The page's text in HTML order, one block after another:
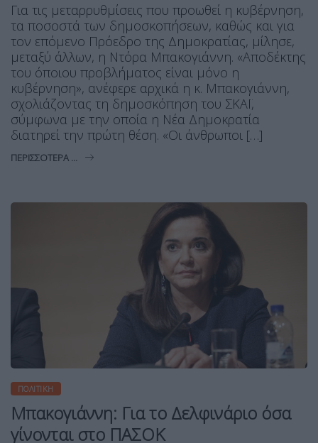
Για τις μεταρρυθμίσεις που προωθεί η κυβέρνηση,
τα ποσοστά των δημοσκοπήσεων, καθώς και για
τον επόμενο Πρόεδρο της Δημοκρατίας, μίλησε,
μεταξύ άλλων, η Ντόρα Μπακογιάννη. «Αποδέκτης
του όποιου προβλήματος είναι μόνο η
κυβέρνηση», ανέφερε αρχικά η κ. Μπακογιάννη,
σχολιάζοντας τη δημοσκόπηση του ΣΚΑΪ,
σύμφωνα με την οποία η Νέα Δημοκρατία
διατηρεί την πρώτη θέση. «Οι άνθρωποι […]
ΠΕΡΙΣΣΌΤΕΡΑ ...
ΠΟΛΙΤΙΚΉ
Μπακογιάννη: Για το Δελφινάριο όσα
γίνονται στο ΠΑΣΟΚ